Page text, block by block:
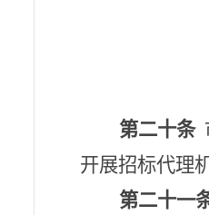
第二十条
开展招标代理
第二十一